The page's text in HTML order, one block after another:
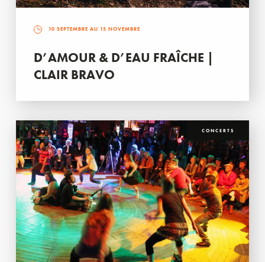
10 SEPTEMBRE AU 15 NOVEMBRE
D’AMOUR & D’EAU FRAÎCHE |
CLAIR BRAVO
CONCERTS